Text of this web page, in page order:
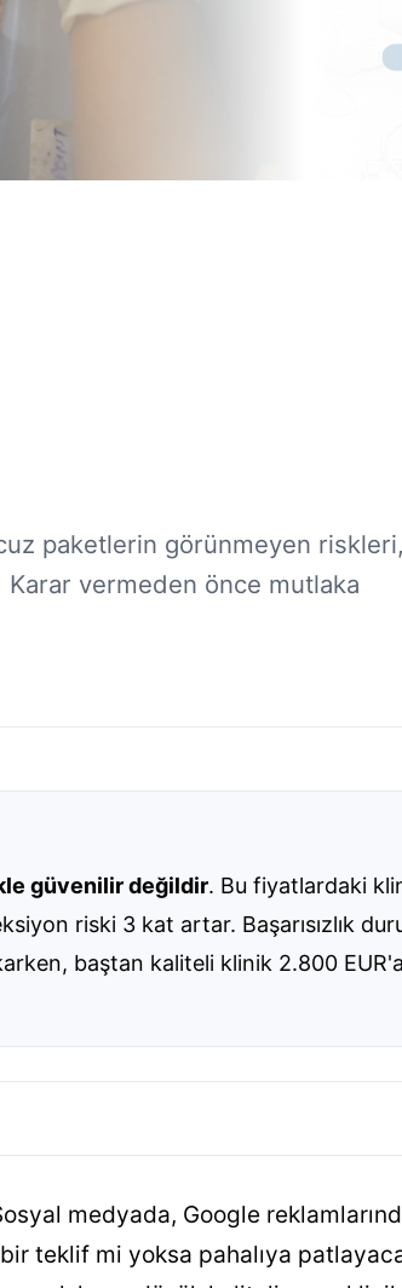
paketlerin görünmeyen riskleri,
Karar vermeden önce mutlaka
güvenilir değildir. Bu fiyatlardaki
riski 3 kat artar. Başarısızlık
baştan kaliteli klinik 2.800
medyada, Google
teklif mi yoksa pahalıya